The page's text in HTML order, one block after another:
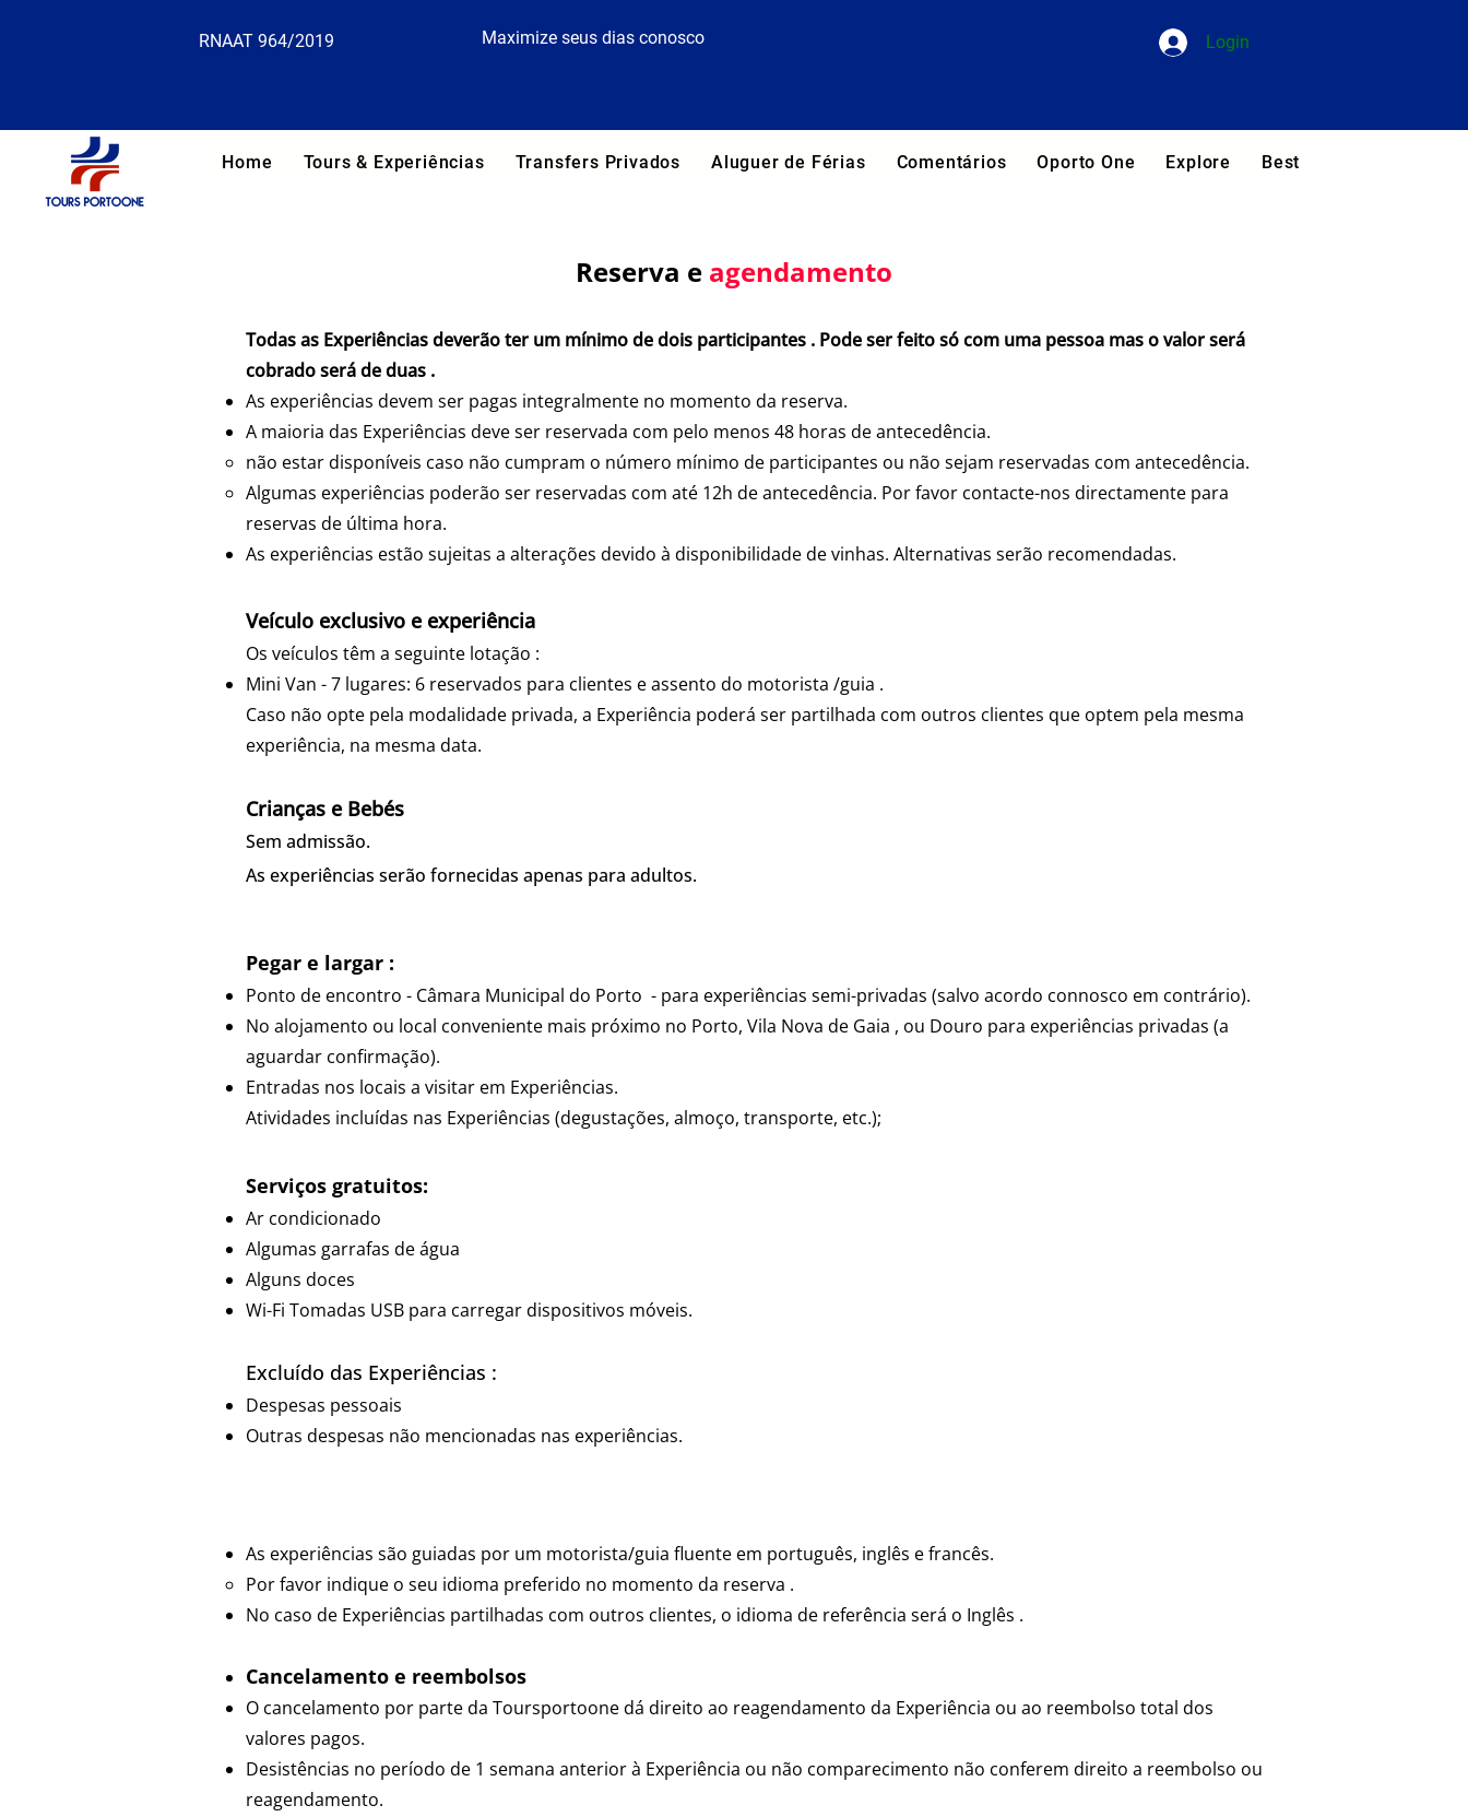
RNAAT 964/2019 Maximize seus dias conosco Login
Home Tours & Experiências Transfers Privados Aluguer de Férias Comentários Oporto One Explore Best Hotels in Portugal
Reserva e agendamento​
​​Todas as Experiências deverão ter um mínimo de dois participantes . Pode ser feito só com uma pessoa mas o valor será
cobrado será de duas .
As experiências devem ser pagas integralmente no momento da reserva.
A maioria das Experiências deve ser reservada com pelo menos 48 horas de antecedência.
não estar disponíveis caso não cumpram o número mínimo de participantes ou não sejam reservadas com antecedência.
Algumas experiências poderão ser reservadas com até 12h de antecedência. Por favor contacte-nos directamente para
reservas de última hora.
As experiências estão sujeitas a alterações devido à disponibilidade de vinhas. Alternativas serão recomendadas.
Veículo exclusivo e experiência ​​​
Os veículos têm a seguinte lotação :
Mini Van - 7 lugares: 6 reservados para clientes e assento do motorista /guia .
Caso não opte pela modalidade privada, a Experiência poderá ser partilhada com outros clientes que optem pela mesma
experiência, na mesma data.
Crianças e Bebés
Sem admissão.
As experiências serão fornecidas apenas para adultos.
Pegar e largar :
Ponto de encontro - Câmara Municipal do Porto - para experiências semi-privadas (salvo acordo connosco em contrário).
No alojamento ou local conveniente mais próximo no Porto, Vila Nova de Gaia , ou Douro para experiências privadas (a
aguardar confirmação).
Entradas nos locais a visitar em Experiências.
Atividades incluídas nas Experiências (degustações, almoço, transporte, etc.);
Serviços gratuitos:
Ar condicionado
Algumas garrafas de água
Alguns doces
Wi-Fi Tomadas USB para carregar dispositivos móveis. ​
Excluído das Experiências :
Despesas pessoais
Outras despesas não mencionadas nas experiências.
As experiências são guiadas por um motorista/guia fluente em português, inglês e francês.
Por favor indique o seu idioma preferido no momento da reserva .
No caso de Experiências partilhadas com outros clientes, o idioma de referência será o Inglês .
Cancelamento e reembolsos
O cancelamento por parte da Toursportoone dá direito ao reagendamento da Experiência ou ao reembolso total dos
valores pagos.
Desistências no período de 1 semana anterior à Experiência ou não comparecimento não conferem direito a reembolso ou
reagendamento.